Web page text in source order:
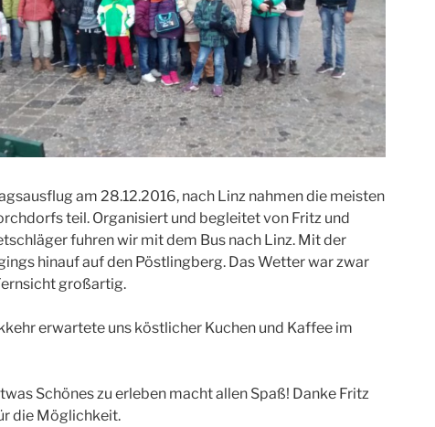
am 28.12.2016, nach Linz nahmen die meisten
teil. Organisiert und begleitet von Fritz und
fuhren wir mit dem Bus nach Linz. Mit der
hinauf auf den Pöstlingberg. Das Wetter war zwar
großartig.
erwartete uns köstlicher Kuchen und Kaffee im
Schönes zu erleben macht allen Spaß! Danke Fritz
die Möglichkeit.